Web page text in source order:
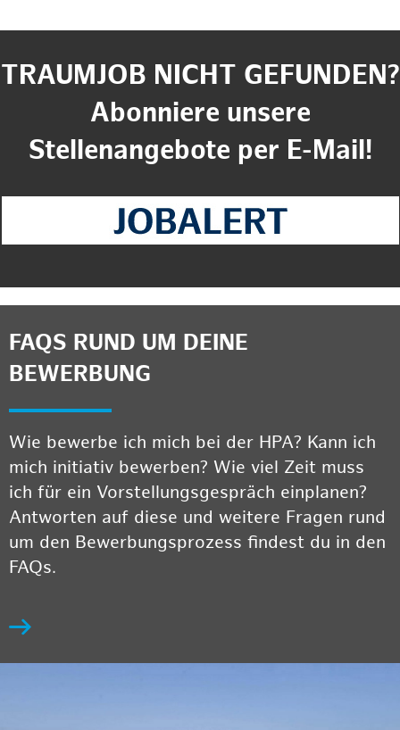
TRAUMJOB NICHT GEFUNDEN?
Abonniere unsere
Stellenangebote per E-Mail!
FAQS RUND UM DEINE
BEWERBUNG
Wie bewerbe ich mich bei der HPA? Kann ich
mich initiativ bewerben? Wie viel Zeit muss
ich für ein Vorstellungsgespräch einplanen?
Antworten auf diese und weitere Fragen rund
um den Bewerbungsprozess findest du in den
FAQs.